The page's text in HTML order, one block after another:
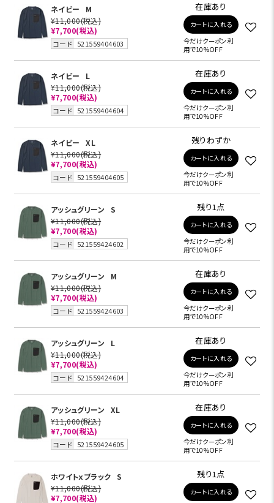
ネイビー
M
¥11,000(税込)
¥7,700(税込)
コード 521559404603
在庫あり
カートに入れる
今だけクーポン利
用で10%OFF
ネイビー
L
¥11,000(税込)
¥7,700(税込)
コード 521559404604
在庫あり
カートに入れる
今だけクーポン利
用で10%OFF
ネイビー
XL
¥11,000(税込)
¥7,700(税込)
コード 521559404605
残りわずか
カートに入れる
今だけクーポン利
用で10%OFF
アッシュグリーン S
¥11,000(税込)
¥7,700(税込)
コード 521559424602
残り1点
カートに入れる
今だけクーポン利
用で10%OFF
アッシュグリーン
M
¥11,000(税込)
¥7,700(税込)
コード 521559424603
在庫あり
カートに入れる
今だけクーポン利
用で10%OFF
アッシュグリーン
L
¥11,000(税込)
¥7,700(税込)
コード 521559424604
在庫あり
カートに入れる
今だけクーポン利
用で10%OFF
アッシュグリーン XL
¥11,000(税込)
¥7,700(税込)
コード 521559424605
在庫あり
カートに入れる
今だけクーポン利
用で10%OFF
ホワイトｘブラック
S
¥11,000(税込)
¥7,700(税込)
残り1点
カートに入れる